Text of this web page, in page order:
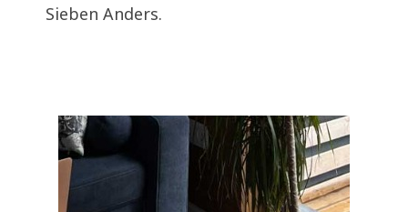
Sieben Anders.